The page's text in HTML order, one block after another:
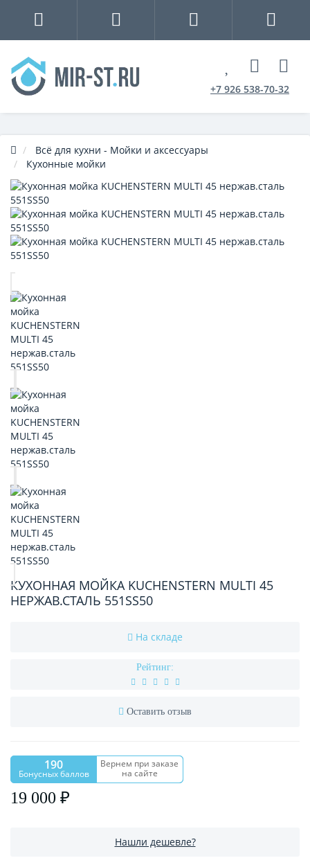
+7 926 538-70-32
Всё для кухни - Мойки и аксессуары
Кухонные мойки
КУХОННАЯ МОЙКА KUCHENSTERN MULTI 45
НЕРЖАВ.СТАЛЬ 551SS50
На складе
Рейтинг:
Оставить отзыв
190
Бонусных баллов
Вернем при заказе
на сайте
19 000 ₽
Нашли дешевле?